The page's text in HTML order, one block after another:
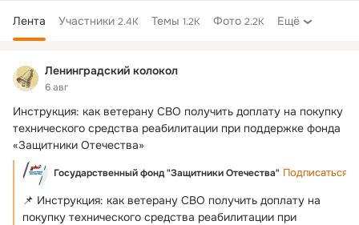
Лента Участники 2.4K Темы 1.2K Фото 2.2K Ещё
Ленинградский колокол
6 авг
Инструкция: как ветерану СВО получить доплату на покупку
технического средства реабилитации при поддержке фонда
«Защитники Отечества»
Государственный фонд "Защитники Отечества" Подписаться
📌 Инструкция: как ветерану СВО получить доплату на
покупку технического средства реабилитации при
колонка